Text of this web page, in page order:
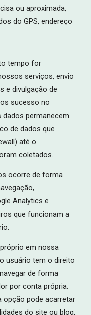
ou aproximada,
do GPS, endereço
tempo for
serviços, envio
e divulgação de
sucesso no
permanecem
de dados que
até o
coletados.
ocorre de forma
Analytics e
que funcionam a
em nossa
usuário tem o direito
de forma
por conta própria.
opção pode acarretar
do site ou blog,